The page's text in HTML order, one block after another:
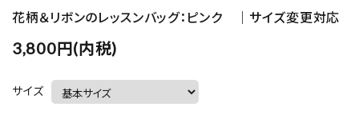
花柄＆リボンのレッスンバッグ：ピンク ｜サイズ変更対応
3,800円(内税)
サイズ